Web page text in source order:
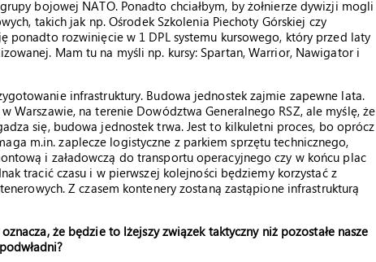
bojowej NATO. Ponadto chciałbym, by żołnierze dywizji mogli
takich jak np. Ośrodek Szkolenia Piechoty Górskiej czy
ponadto rozwinięcie w 1 DPL systemu kursowego, który przed laty
Mam tu na myśli np. kursy: Spartan, Warrior, Nawigator i
infrastruktury. Budowa jednostek zajmie zapewne lata.
Warszawie, na terenie Dowództwa Generalnego RSZ, ale myślę, że
się, budowa jednostek trwa. Jest to kilkuletni proces, bo oprócz
m.in. zaplecze logistyczne z parkiem sprzętu technicznego,
i załadowczą do transportu operacyjnego czy w końcu plac
tracić czasu i w pierwszej kolejności będziemy korzystać z
Z czasem kontenery zostaną zastąpione infrastrukturą
że będzie to lżejszy związek taktyczny niż pozostałe nasze